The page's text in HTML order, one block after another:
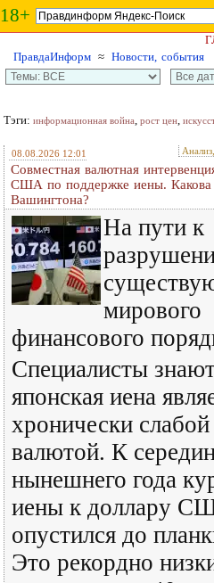
18+
ПравдаИнформ ≈ Новости, события
Тэги: информационная война, рост цен,
08.08.2026 12:01
Совместная валютная
США по поддержке иены. Какова
Вашингтона?
На пути к
мирового
финансового
Специалисты
японская иена
хронически слабой
валютой. К
нынешнего года
иены к доллару
опустился до
Это рекордно